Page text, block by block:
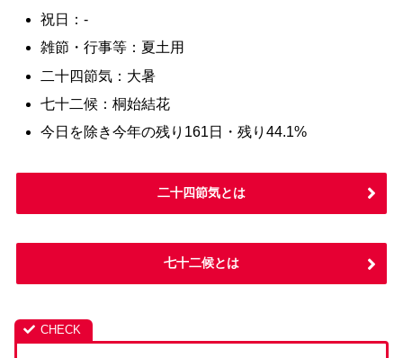
祝日：-
雑節・行事等：夏土用
二十四節気：大暑
七十二候：桐始結花
今日を除き今年の残り161日・残り44.1%
二十四節気とは
七十二候とは